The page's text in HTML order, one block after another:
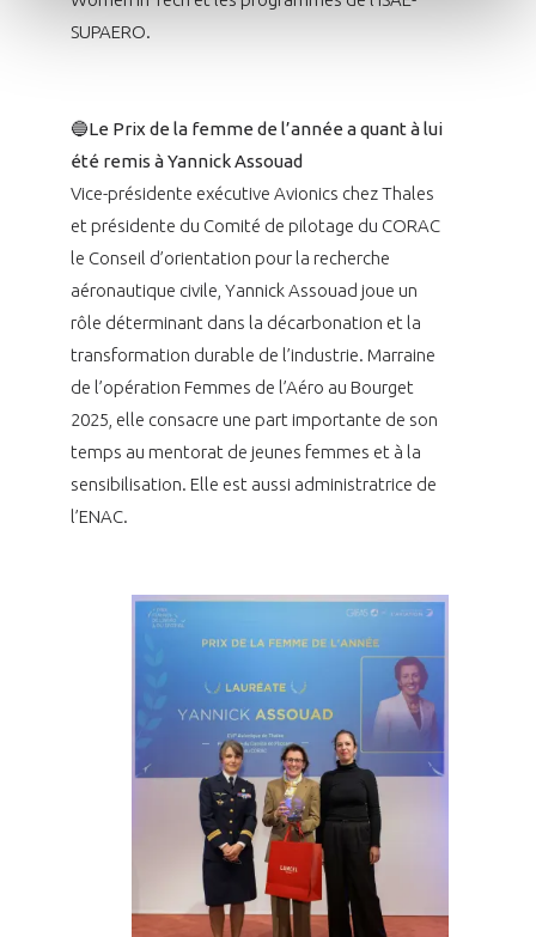
SUPAERO.
🔵Le Prix de la femme de l’année a quant à lui
été remis à Yannick Assouad
Vice-présidente exécutive Avionics chez Thales
et présidente du Comité de pilotage du CORAC
le Conseil d’orientation pour la recherche
aéronautique civile, Yannick Assouad joue un
rôle déterminant dans la décarbonation et la
transformation durable de l’industrie. Marraine
de l’opération Femmes de l’Aéro au Bourget
2025, elle consacre une part importante de son
temps au mentorat de jeunes femmes et à la
sensibilisation. Elle est aussi administratrice de
l’ENAC.